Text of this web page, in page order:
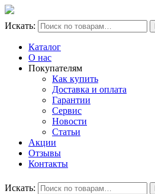
Искать:
Каталог
О нас
Покупателям
Как купить
Доставка и оплата
Гарантии
Сервис
Новости
Статьи
Акции
Отзывы
Контакты
Искать: